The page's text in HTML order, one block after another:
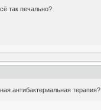
так печально?
антибактериальная терапия?